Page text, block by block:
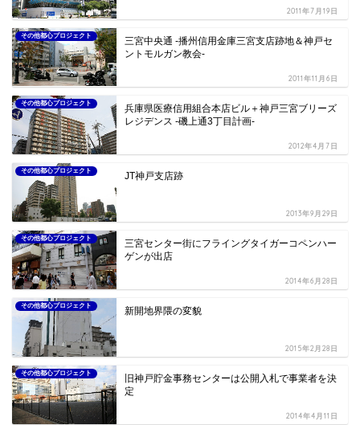
2011年7月19日
その他都心プロジェクト
三宮中央通 -播州信用金庫三宮支店跡地＆神戸セ
ントモルガン教会-
2011年11月6日
その他都心プロジェクト
兵庫県医療信用組合本店ビル＋神戸三宮ブリーズ
レジデンス -磯上通3丁目計画-
2012年4月7日
その他都心プロジェクト JT神戸支店跡
2013年9月29日
その他都心プロジェクト
三宮センター街にフライングタイガーコペンハー
ゲンが出店
2014年6月28日
その他都心プロジェクト 新開地界隈の変貌
2015年2月28日
その他都心プロジェクト
旧神戸貯金事務センターは公開入札で事業者を決
定
2014年4月11日